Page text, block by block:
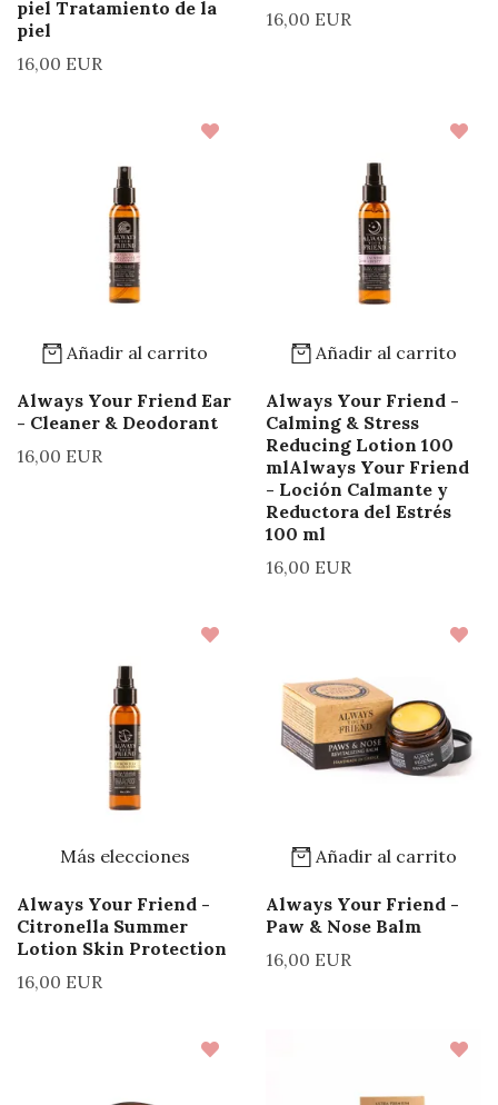
piel Tratamiento de la
piel
16,00 EUR
16,00 EUR
Añadir al carrito
Always Your Friend Ear
- Cleaner & Deodorant
16,00 EUR
Añadir al carrito
Always Your Friend -
Calming & Stress
Reducing Lotion 100
mlAlways Your Friend
- Loción Calmante y
Reductora del Estrés
100 ml
16,00 EUR
Más elecciones
Always Your Friend -
Citronella Summer
Lotion Skin Protection
16,00 EUR
Añadir al carrito
Always Your Friend -
Paw & Nose Balm
16,00 EUR